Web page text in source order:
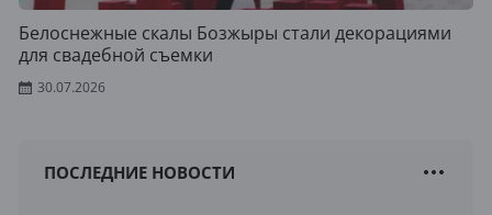
Белоснежные скалы Бозжыры стали декорациями
для свадебной съемки
30.07.2026
ПОСЛЕДНИЕ НОВОСТИ